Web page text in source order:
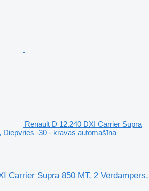
Renault D 12.240 DXI Carrier Supra
Diepvries -30 - kravas automašīna
Carrier Supra 850 MT, 2 Verdampers,